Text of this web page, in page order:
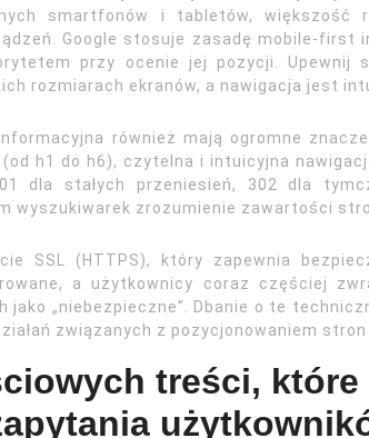
smartfonów i tabletów, większość
Google stosuje zasadę mobile-first
przy ocenie jej pozycji. Upewnij
rozmiarach ekranów, a nawigacja jest
również mają ogromne
(od h1 do h6), czytelna i intuicyjna
dla stałych przeniesień, 302 dla
wyszukiwarek zrozumienie zawartości
SSL (HTTPS), który zapewnia
a użytkownicy coraz częściej
jako „niebezpieczne”. Dbanie o te
związanych z pozycjonowaniem
treści, które